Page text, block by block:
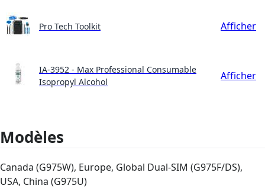
Pro Tech Toolkit Afficher
IA-3952 - Max Professional Consumable
Isopropyl Alcohol
Afficher
Modèles
Canada (G975W), Europe, Global Dual-SIM (G975F/DS),
USA, China (G975U)